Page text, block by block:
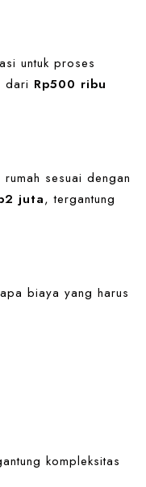
untuk proses
dari Rp500 ribu
sesuai dengan
juta, tergantung
biaya yang harus
kompleksitas